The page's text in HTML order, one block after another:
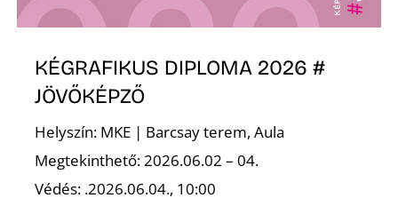
KÉGRAFIKUS DIPLOMA 2026 #
JÖVŐKÉPZŐ
Helyszín: MKE | Barcsay terem, Aula
Megtekinthető: 2026.06.02 – 04.
Védés: .2026.06.04., 10:00